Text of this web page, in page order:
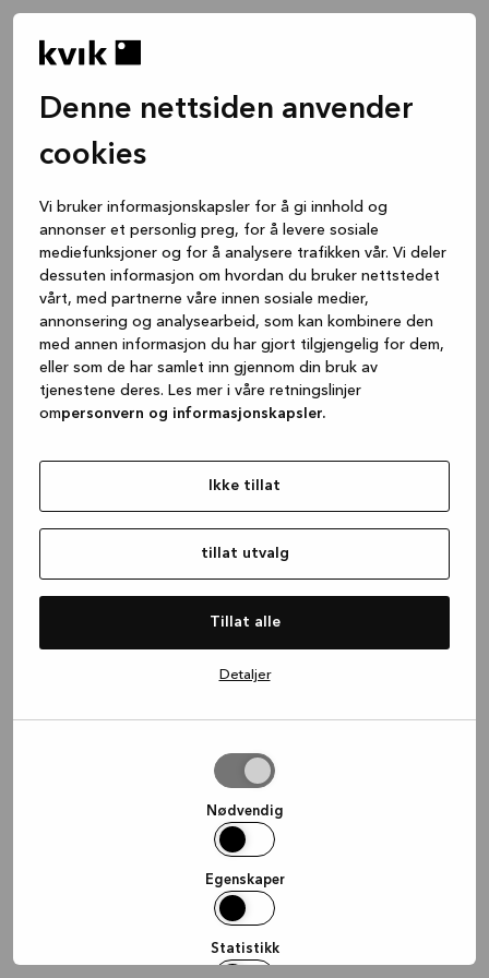
Denne nettsiden anvender
cookies
Vi bruker informasjonskapsler for å gi innhold og
annonser et personlig preg, for å levere sosiale
mediefunksjoner og for å analysere trafikken vår. Vi deler
dessuten informasjon om hvordan du bruker nettstedet
vårt, med partnerne våre innen sosiale medier,
annonsering og analysearbeid, som kan kombinere den
med annen informasjon du har gjort tilgjengelig for dem,
eller som de har samlet inn gjennom din bruk av
tjenestene deres. Les mer i våre retningslinjer
ompersonvern og informasjonskapsler.
Ikke tillat
tillat utvalg
Tillat alle
Detaljer
Nødvendig
Egenskaper
Statistikk
(see the browser console for more
information).